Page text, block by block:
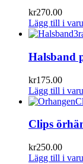
kr270.00
Lägg till i
Halsband
kr175.00
Lägg till i
Clips
kr250.00
Lägg till i